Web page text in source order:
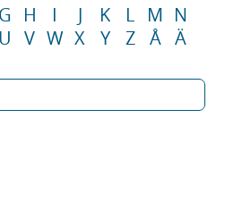
G H I J K L M N
U V W X Y Z Å Ä